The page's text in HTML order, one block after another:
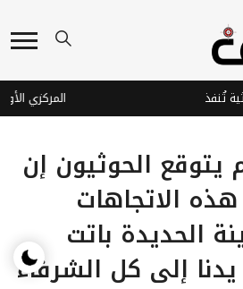
الحوثيون إن
الاتجاهات
الحديدة باتت
إلى كل الشرفاء